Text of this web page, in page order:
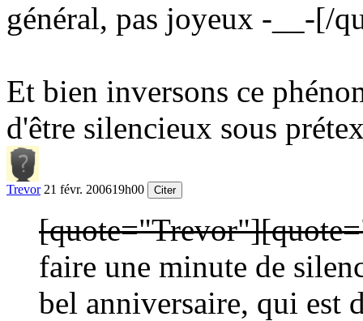
général, pas joyeux -__-[/
Et bien inversons ce
d'être silencieux sous
Trevor 21 févr. 200619h00 Citer
[quote="Trevor"]
faire une minute de
bel anniversaire, qui est